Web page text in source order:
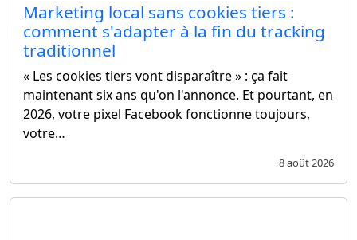
Marketing local sans cookies tiers :
comment s'adapter à la fin du tracking
traditionnel
« Les cookies tiers vont disparaître » : ça fait
maintenant six ans qu'on l'annonce. Et pourtant, en
2026, votre pixel Facebook fonctionne toujours,
votre…
8 août 2026